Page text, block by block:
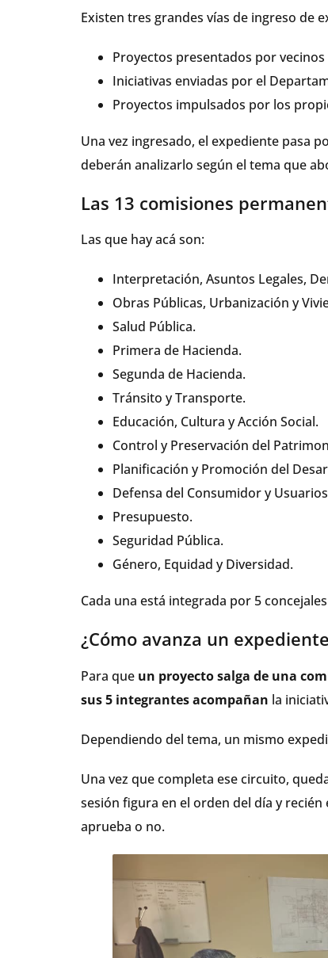
Existen tres grandes vías de ingreso de
Proyectos presentados por
Iniciativas enviadas por el
Proyectos impulsados por los
Una vez ingresado, el expediente pasa
deberán analizarlo según el tema que
Las 13 comisiones
Las que hay acá son:
Interpretación, Asuntos Legales,
Obras Públicas, Urbanización y
Salud Pública.
Primera de Hacienda.
Segunda de Hacienda.
Tránsito y Transporte.
Educación, Cultura y Acción Social.
Control y Preservación del
Planificación y Promoción del
Defensa del Consumidor y
Presupuesto.
Seguridad Pública.
Género, Equidad y Diversidad.
Cada una está integrada por 5
¿Cómo avanza un
Para que un proyecto salga de una
sus 5 integrantes acompañan la
Dependiendo del tema, un mismo
Una vez que completa ese circuito,
sesión figura en el orden del día y
aprueba o no.